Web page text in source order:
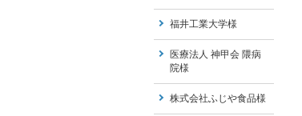
福井工業大学様
医療法人 神甲会 隈病
院様
株式会社ふじや食品様